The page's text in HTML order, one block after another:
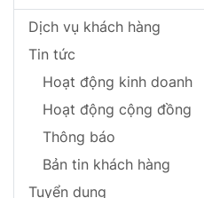
Dịch vụ khách hàng
Tin tức
Hoạt động kinh doanh
Hoạt động cộng đồng
Thông báo
Bản tin khách hàng
Tuyển dụng